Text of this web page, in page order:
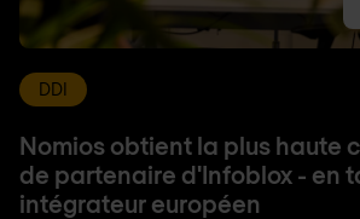
DDI
Nomios obtient la plus haute
de partenaire d'Infoblox - en
intégrateur européen